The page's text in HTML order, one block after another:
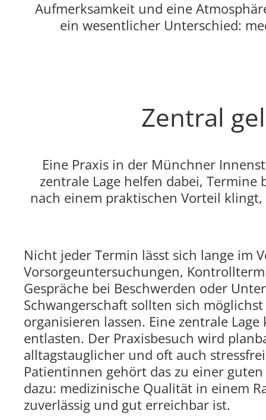
Aufmerksamkeit und eine
ein wesentlicher Unterschied:
Zentral
Eine Praxis in der Münchner
zentrale Lage helfen dabei,
nach einem praktischen Vorteil
Nicht jeder Termin lässt sich lange im
Vorsorgeuntersuchungen,
Gespräche bei Beschwerden oder
Schwangerschaft sollten sich
organisieren lassen. Eine zentrale
entlasten. Der Praxisbesuch wird
alltagstauglicher und oft auch
Patientinnen gehört das zu einer
dazu: medizinische Qualität in einem
zuverlässig und gut erreichbar ist.